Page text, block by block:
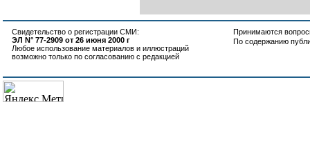
Свидетельство о регистрации СМИ:
ЭЛ N° 77-2909 от 26 июня 2000 г
Любое использование материалов и иллюстраций
возможно только по согласованию с редакцией
Принимаются
По содержанию